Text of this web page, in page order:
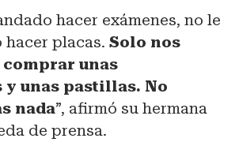
hacer exámenes, no le
hacer placas. Solo nos
unas
unas pastillas. No
nada”, afirmó su hermana
de prensa.